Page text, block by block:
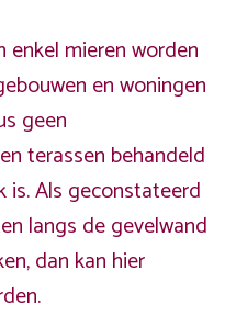
enkel mieren worden
en woningen
geen
terassen behandeld
is. Als geconstateerd
langs de gevelwand
dan kan hier